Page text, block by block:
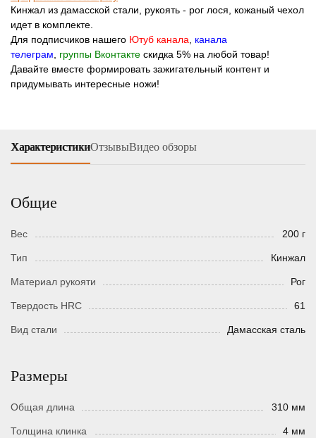
Кинжал из дамасской стали, рукоять - рог лося, кожаный чехол
идет в комплекте.
Для подписчиков нашего Ютуб канала
канала
телеграм
группы Вконтакте скидка 5% на любой товар!
Давайте вместе формировать зажигательный контент и
придумывать интересные ножи!
ХарактеристикиОтзывыВидео обзоры
Общие
Вес 200 г
Тип Кинжал
Материал рукояти Рог
Твердость HRC 61
Вид стали Дамасская сталь
Размеры
Общая длина 310 мм
Толщина клинка 4 мм